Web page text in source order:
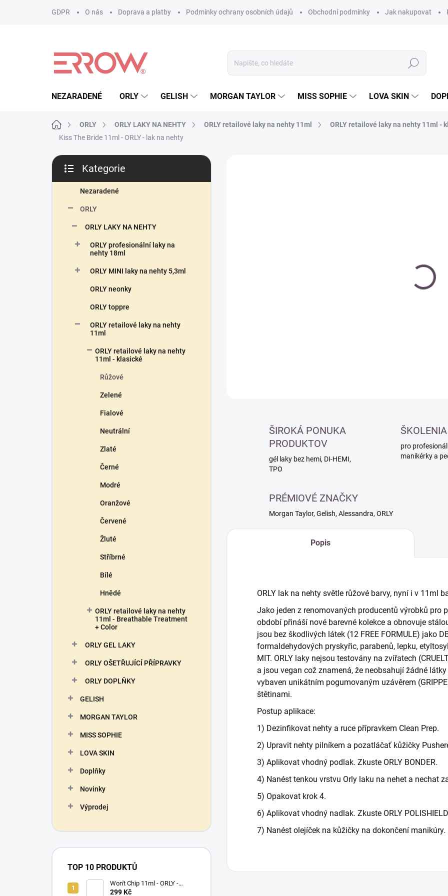
GDPR O nás Doprava a platby Podmínky ochrany osobních údajů Obchodní podmínky Jak nakupovat
Hledat
NEZARADENÉ ORLY GELISH MORGAN TAYLOR MISS SOPHIE LOVA SKIN
Domů ORLY ORLY LAKY NA NEHTY ORLY retailové laky na nehty 11ml ORLY retailové laky na nehty 11ml -
Kiss The Bride 11ml - ORLY - lak na nehty
P
s
kategorie
Kategorie
Nezaradené
ORLY
ORLY LAKY NA NEHTY
ORLY profesionální laky na
nehty 18ml
ORLY MINI laky na nehty 5,3ml
ORLY neonky
ORLY toppre
ORLY retailové laky na nehty
11ml
ORLY retailové laky na nehty
11ml - klasické
Růžové
Zelené
Fialové
Neutrální
Zlaté
Černé
Modré
Oranžové
Červené
Žluté
Stříbrné
Bílé
Hnědé
ORLY retailové laky na nehty
11ml - Breathable Treatment
+ Color
ORLY GEL LAKY
ORLY OŠETŘUJÍCÍ PŘÍPRAVKY
ORLY DOPLŇKY
GELISH
MORGAN TAYLOR
MISS SOPHIE
LOVA SKIN
Doplňky
Novinky
Výprodej
TOP 10 PRODUKTŮ
Won't Chip 11ml - ORLY -
vrchní vrstva proti olupování
299 Kč
ŠIROKÁ PONUKA
PRODUKTOV
gél laky bez hemi, DI-HEMI,
TPO
ŠKOLENIA
pro
manikérky a
PRÉMIOVÉ ZNAČKY
Morgan Taylor, Gelish, Alessandra, ORLY
Popis
ORLY lak na nehty světle růžové barvy, nyní i v 11ml
Jako jeden z renomovaných producentů výrobků pro
období přináší nové barevné kolekce a obnovuje
jsou bez škodlivých látek (12 FREE FORMULE) jako
formaldehydových pryskyřic, parabenů, lepku,
MIT. ORLY laky nejsou testovány na zvířatech
a jsou vegan což znamená, že neobsahují žádné
vybaven unikátním pogumovaným uzávěrem
štětinami.
Postup aplikace:
1) Dezinfikovat nehty a ruce přípravkem Clean Prep.
2) Upravit nehty pilníkem a pozatláčať kůžičky
3) Aplikovat vhodný podlak. Zkuste ORLY BONDER.
4) Nanést tenkou vrstvu Orly laku na nehet a nechat
5) Opakovat krok 4.
6) Aplikovat vhodný nadlak. Zkuste ORLY
7) Nanést olejíček na kůžičky na dokončení manikúry.